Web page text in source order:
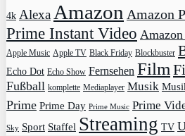
4k AlexaAmazon Amazon
Prime Instant Video
Apple Music Apple TV Black Friday Blockbuster
Echo Dot Echo Show Fernsehen Film
Fußball komplette Mediaplayer Musik
Prime Prime Day Prime Music Prime
Sky Sport Staffel Streaming TV